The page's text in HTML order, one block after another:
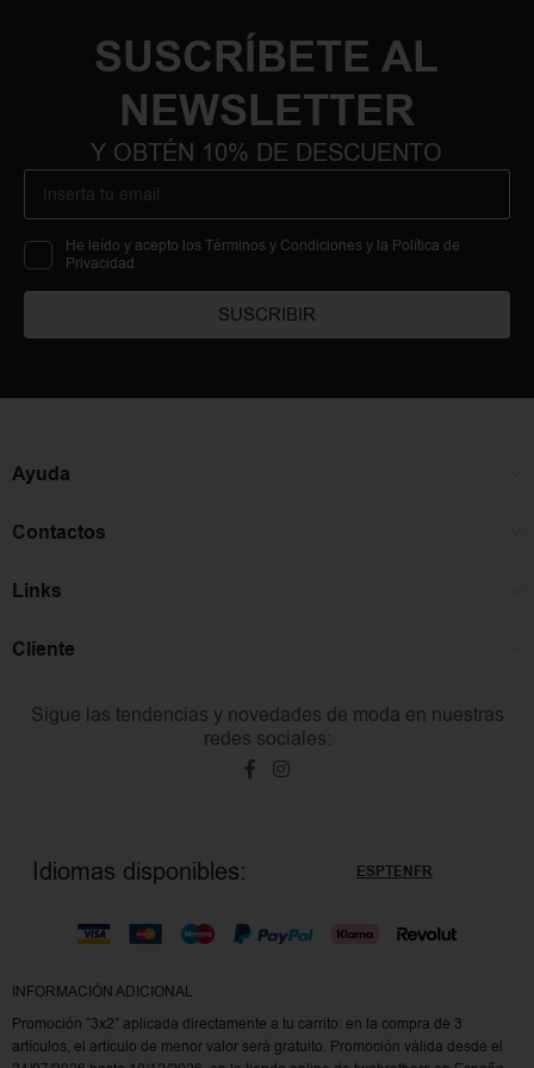
SUSCRÍBETE AL
NEWSLETTER
Y OBTÉN 10% DE DESCUENTO
He leído y acepto los Términos y Condiciones y la Política de
Privacidad
SUSCRIBIR
Ayuda
Contactos
Links
Cliente
Sigue las tendencias y novedades de moda en nuestras
redes sociales:
Idiomas disponibles: ESPTENFR
INFORMACIÓN ADICIONAL
Promoción “3x2” aplicada directamente a tu carrito: en la compra de 3
artículos, el artículo de menor valor será gratuito. Promoción válida desde el